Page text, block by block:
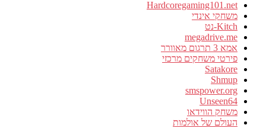
Hardcoregaming101.net
משחקי אינדי
Kitch-נט
megadrive.me
אמא 3 תרגום מאוורר
פירטי משחקים מרכזי
Satakore
Shmup
smspower.org
Unseen64
משחק הווידאו
העולם של אולמות